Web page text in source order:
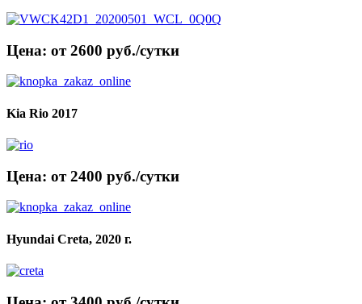
Цена: от 2600 руб./сутки
Kia Rio 2017
Цена: от 2400 руб./сутки
Hyundai Creta, 2020 г.